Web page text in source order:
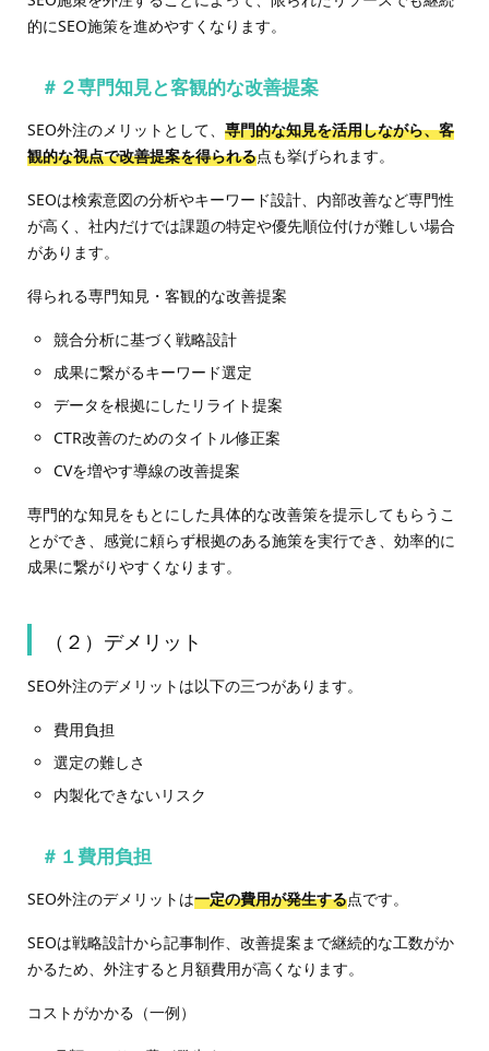
的にSEO施策を進めやすくなります。
＃２専門知見と客観的な改善提案
SEO外注のメリットとして、 専門的な知見を活用しながら、客
観的な視点で改善提案を得られる点も挙げられます。
SEOは検索意図の分析やキーワード設計、内部改善など専門性
が高く、社内だけでは課題の特定や優先順位付けが難しい場合
があります。
得られる専門知見・客観的な改善提案
競合分析に基づく戦略設計
成果に繋がるキーワード選定
データを根拠にしたリライト提案
CTR改善のためのタイトル修正案
CVを増やす導線の改善提案
専門的な知見をもとにした具体的な改善策を提示してもらうこ
とができ、感覚に頼らず根拠のある施策を実行でき、効率的に
成果に繋がりやすくなります。
（２）デメリット
SEO外注のデメリットは以下の三つがあります。
費用負担
選定の難しさ
内製化できないリスク
＃１費用負担
SEO外注のデメリットは一定の費用が発生する点です。
SEOは戦略設計から記事制作、改善提案まで継続的な工数がか
かるため、外注すると月額費用が高くなります。
コストがかかる（一例）